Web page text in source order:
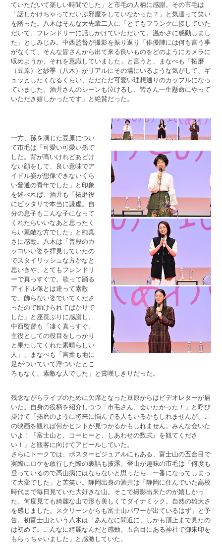
ていただいて楽しい時間でした」と市毛の人柄に感謝。その市毛は
「話しかけちゃってだいぶ邪魔をしていなかった？」と気遣って笑い
を誘った。八木はそんな大先輩二人に「とてもフランクに接していた
だいて、フレンドリーに話しかけていただいて。温かさに感動しまし
た」としみじみ。中西監督が撮影を振り返り「俳優陣には何も言う事
がなくて、そんな皆さんから出て来る良いものをどのようにカメラに
収めようか、それを意識していました」と言うと、まなべも「拓磨
（豆原）と紗季（八木）がリアルにその場にいるような気がして、ギ
ュッとしたくなるくらい、ただただ可愛い理想通りのカップルになっ
ていました。酒井さんのシーンも泣けるし、皆さん一生懸命にやって
いただき嬉しかったです」と絶賛だった。
一方、孫を演じた豆原につい
て市毛は「可愛い可愛い孫で
した。背が高いけれどあどけ
ない顔をして、良い意味でア
イドル姿が想像できないくら
い普通の青年でした」と印象
を述べれば、酒井も「拓磨役
にピッタリで本当に謙虚。自
分の息子もこんな子になって
くれたらいいなあと思ったく
らい素敵な方でした」と純真
さに感動。八木は「普段のカ
ッコいい姿を拝見していたの
でスタイリッシュな方かなと
思いきや、とてもフレンドリ
ーで真っすぐで。歌って踊る
アイドル像とは違って素敵
で、飾らない姿でいてくださ
ったので助けられてばかりで
した」と座長ぶりに感謝し、
中西監督も「凄く真っすぐ。
主役としての役目をしっかり
と果たしてくれた素晴らしい
人」、まなべも「言葉も地に
足がついていて浮ついたとこ
ろもなく、素敵な人でした」と賞嘆しきりだった。
残念ながらライブのために欠席となった豆原からはビデオレターが届
いた。自身の役柄を紹介しつつ「市毛さん、会いたかった！」と呼び
掛けて「拓磨のように将来に悩んでる人もいるかもしれませんが、こ
の映画を観れば何かヒントが見つかるかもしれません。みんな会いた
いよ！『富士山と、コーヒーと、しあわせの数式』を観てくださ
い！」と観客に向けてアピールしていた。
さらにトークでは、ポスタービジュアルにもある、富士山の五合目で
実際にロケを敢行した際の裏話も披露。登山が趣味の市毛は「何度も
登っているので高山病にはならないと思ったら…一番になってしまっ
て大変でした」と苦笑い。静岡出身の酒井は「静岡に住んでいた高校
時代まで毎日見ていた大好きな山。そこで撮影出来たのが嬉しかっ
た。何度見ても綺麗な山で形も美しくてダイナミック。自然の雄大さ
を感じました。スクリーンからも富士山パワーが出ているはず」と予
告。初富士山という八木は「あんなに間近に、しかも頂上まで見たの
は初めて。こんなに綺麗なんだと感動。五合目にある神社で御朱印を
もらっちゃいました」と感激していた。